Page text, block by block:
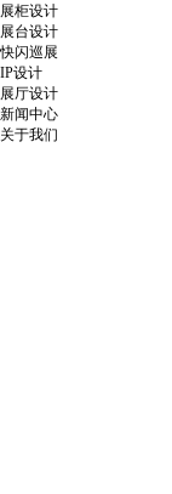
展柜设计
展台设计
快闪巡展
IP设计
展厅设计
新闻中心
关于我们